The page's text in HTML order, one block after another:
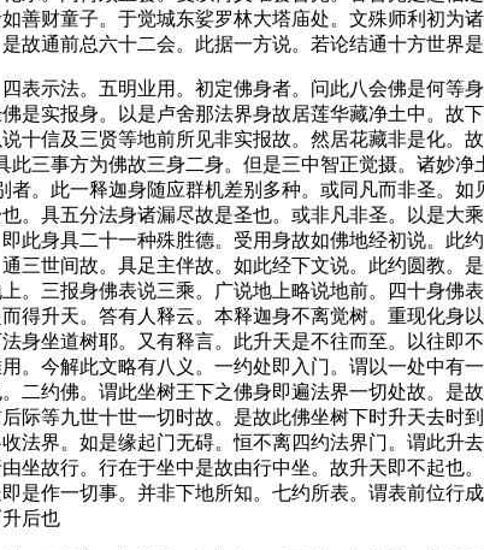
善财童子。于觉城东娑罗林大塔庙处。文殊师利初为
故通前总六十二会。此据一方说。若论结通十方世界
示法。五明业用。初定佛身者。问此八会佛是何等
是实报身。以是卢舍那法界身故居莲华藏净土中。故
十信及三贤等地前所见非实报故。然居花藏非是化。
三事方为佛故三身二身。但是三中智正觉摄。诸妙
。此一释迦身随应群机差别多种。或同凡而非圣。
。具五分法身诸漏尽故是圣也。或非凡非圣。以是大
此身具二十一种殊胜德。受用身故如佛地经初说。此
三世间故。具足主伴故。如此经下文说。此约圆教。
。三报身佛表说三乘。广说地上略说地前。四十身佛
得升天。答有人释云。本释迦身不离觉树。重现化身
身坐道树耶。又有释言。此升天是不往而至。以往即
。今解此文略有八义。一约处即入门。谓以一处中有
二约佛。谓此坐树王下之佛身即遍法界一切处故。是
际等九世十世一切时故。是故此佛坐树下时升天去时
法界。如是缘起门无碍。恒不离四约法界门。谓此升
坐故行。行在于坐中是故由行中坐。故升天即不起也
是作一切事。并非下地所知。七约所表。谓表前位行
后也